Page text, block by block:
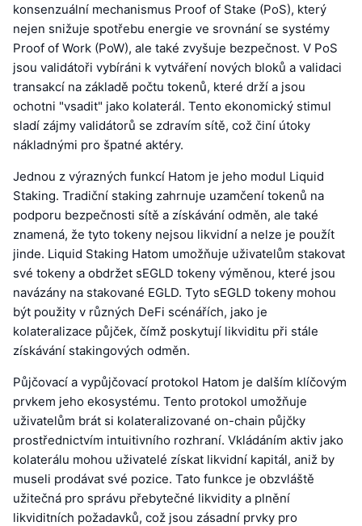
konsenzuální mechanismus Proof of Stake (PoS), který
nejen snižuje spotřebu energie ve srovnání se systémy
Proof of Work (PoW), ale také zvyšuje bezpečnost. V PoS
jsou validátoři vybíráni k vytváření nových bloků a validaci
transakcí na základě počtu tokenů, které drží a jsou
ochotni "vsadit" jako kolaterál. Tento ekonomický stimul
sladí zájmy validátorů se zdravím sítě, což činí útoky
nákladnými pro špatné aktéry.
Jednou z výrazných funkcí Hatom je jeho modul Liquid
Staking. Tradiční staking zahrnuje uzamčení tokenů na
podporu bezpečnosti sítě a získávání odměn, ale také
znamená, že tyto tokeny nejsou likvidní a nelze je použít
jinde. Liquid Staking Hatom umožňuje uživatelům stakovat
své tokeny a obdržet sEGLD tokeny výměnou, které jsou
navázány na stakované EGLD. Tyto sEGLD tokeny mohou
být použity v různých DeFi scénářích, jako je
kolateralizace půjček, čímž poskytují likviditu při stále
získávání stakingových odměn.
Půjčovací a vypůjčovací protokol Hatom je dalším klíčovým
prvkem jeho ekosystému. Tento protokol umožňuje
uživatelům brát si kolateralizované on-chain půjčky
prostřednictvím intuitivního rozhraní. Vkládáním aktiv jako
kolaterálu mohou uživatelé získat likvidní kapitál, aniž by
museli prodávat své pozice. Tato funkce je obzvláště
užitečná pro správu přebytečné likvidity a plnění
likviditních požadavků, což jsou zásadní prvky pro